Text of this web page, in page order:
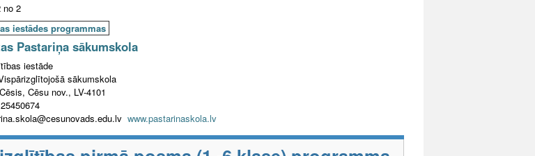
no 2
iestādes programmas
Pastariņa sākumskola
iestāde
sākumskola
Cēsu nov., LV-4101
www.pastarinaskola.lv